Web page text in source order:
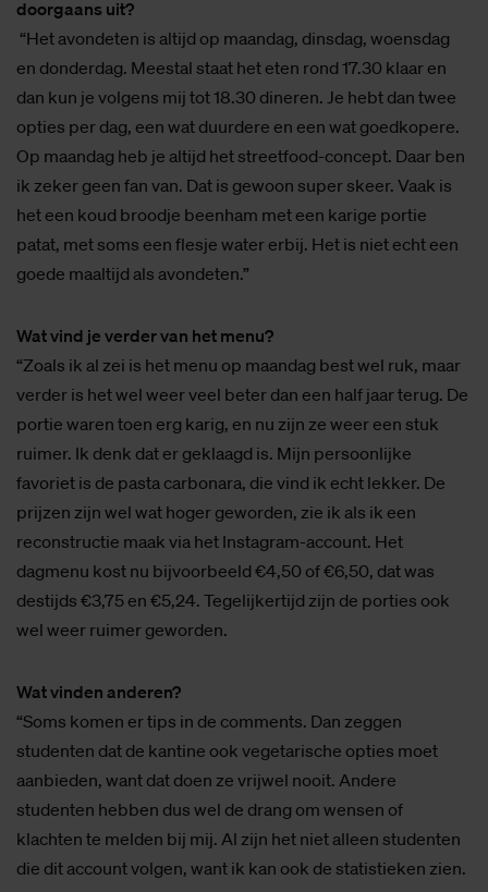
doorgaans uit?
“Het avondeten is altijd op maandag, dinsdag, woensdag
en donderdag. Meestal staat het eten rond 17.30 klaar en
dan kun je volgens mij tot 18.30 dineren. Je hebt dan twee
opties per dag, een wat duurdere en een wat goedkopere.
Op maandag heb je altijd het streetfood-concept. Daar ben
ik zeker geen fan van. Dat is gewoon super skeer. Vaak is
het een koud broodje beenham met een karige portie
patat, met soms een flesje water erbij. Het is niet echt een
goede maaltijd als avondeten.”
Wat vind je verder van het menu?
“Zoals ik al zei is het menu op maandag best wel ruk, maar
verder is het wel weer veel beter dan een half jaar terug. De
portie waren toen erg karig, en nu zijn ze weer een stuk
ruimer. Ik denk dat er geklaagd is. Mijn persoonlijke
favoriet is de pasta carbonara, die vind ik echt lekker. De
prijzen zijn wel wat hoger geworden, zie ik als ik een
reconstructie maak via het Instagram-account. Het
dagmenu kost nu bijvoorbeeld €4,50 of €6,50, dat was
destijds €3,75 en €5,24. Tegelijkertijd zijn de porties ook
wel weer ruimer geworden.
Wat vinden anderen?
“Soms komen er tips in de comments. Dan zeggen
studenten dat de kantine ook vegetarische opties moet
aanbieden, want dat doen ze vrijwel nooit. Andere
studenten hebben dus wel de drang om wensen of
klachten te melden bij mij. Al zijn het niet alleen studenten
die dit account volgen, want ik kan ook de statistieken zien.